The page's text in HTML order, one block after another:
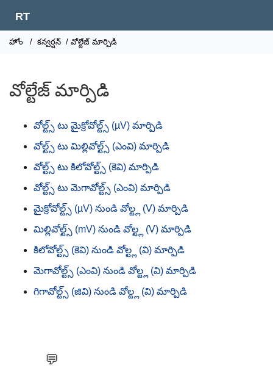
RT
హోం / కన్వర్షన్ / వోల్టేజ్ మార్పిడి
వోల్టేజ్ మార్పిడి
వోల్ట్స్ టు మైక్రోవోల్ట్స్ (µV) మార్పిడి
వోల్ట్స్ టు మిల్లివోల్ట్స్ (ఎంవి) మార్పిడి
వోల్ట్స్ టు కిలోవోల్ట్స్ (కెవి) మార్పిడి
వోల్ట్స్ టు మెగావోల్ట్స్ (ఎంవి) మార్పిడి
మైక్రోవోల్ట్స్ (µV) నుండి వోల్ట్ల (V) మార్పిడి
మిల్లివోల్ట్స్ (mV) నుండి వోల్ట్ల (V) మార్పిడి
కిలోవోల్ట్స్ (కెవి) నుండి వోల్ట్ల (వి) మార్పిడి
మెగావోల్ట్స్ (ఎంవి) నుండి వోల్ట్ల (వి) మార్పిడి
గిగావోల్ట్స్ (జివి) నుండి వోల్ట్ల (వి) మార్పిడి
💬